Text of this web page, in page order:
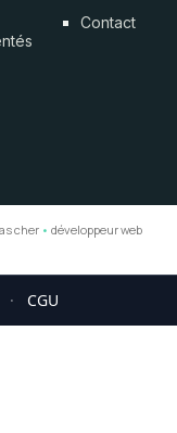
Contact
cher • développeur web
· CGU